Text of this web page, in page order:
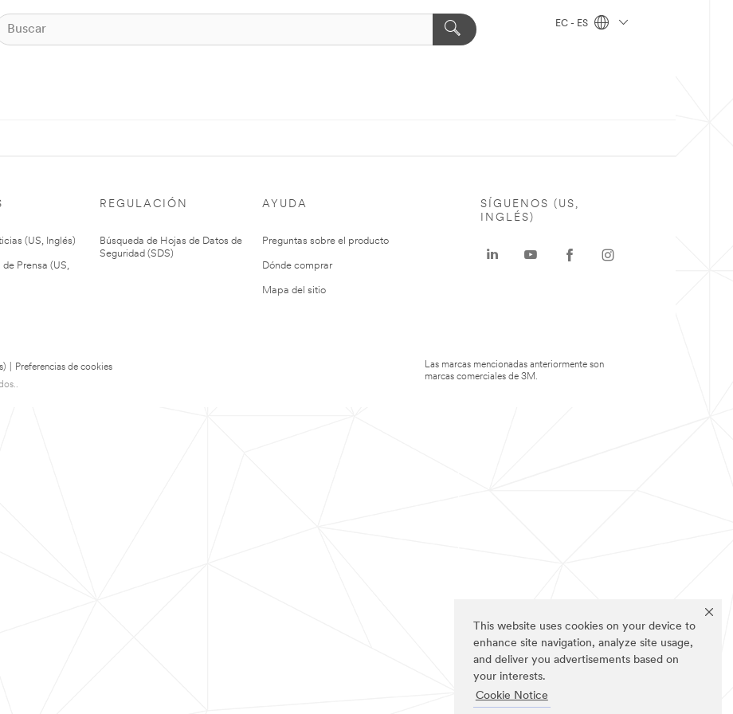
This website uses cookies on your device to
enhance site navigation, analyze site usage,
and deliver you advertisements based on
your interests.
Cookie Notice
EC - ES
(US, Inglés)
Prensa (US,
REGULACIÓN
Búsqueda de Hojas de Datos de
Seguridad (SDS)
AYUDA
Preguntas sobre el producto
Dónde comprar
Mapa del sitio
Preferencias de cookies
SÍGUENOS (US,
INGLÉS)
Las marcas mencionadas anteriormente son
marcas comerciales de 3M.